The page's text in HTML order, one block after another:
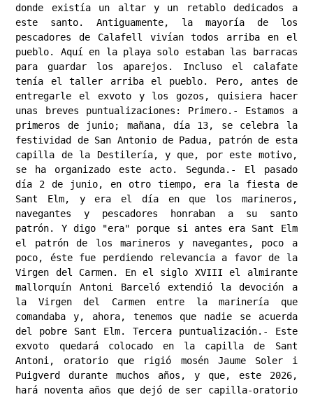
donde existía un altar y un retablo dedicados a
este santo. Antiguamente, la mayoría de los
pescadores de Calafell vivían todos arriba en el
pueblo. Aquí en la playa solo estaban las barracas
para guardar los aparejos. Incluso el calafate
tenía el taller arriba el pueblo. ​Pero, antes de
entregarle el exvoto y los gozos, quisiera hacer
unas breves puntualizaciones: Primero.- Estamos a
primeros de junio; mañana, día 13, se celebra la
festividad de San Antonio de Padua, patrón de esta
capilla de la Destilería, y que, por este motivo,
se ha organizado este acto. ​Segunda.- El pasado
día 2 de junio, en otro tiempo, era la fiesta de
Sant Elm, y era el día en que los marineros,
navegantes y pescadores honraban a su santo
patrón. Y digo "era" porque si antes era Sant Elm
el patrón de los marineros y navegantes, poco a
poco, éste fue perdiendo relevancia a favor de la
Virgen del Carmen. En el siglo XVIII el almirante
mallorquín Antoni Barceló extendió la devoción a
la Virgen del Carmen entre la marinería que
comandaba y, ahora, tenemos que nadie se acuerda
del pobre Sant Elm. Tercera puntualización.- Este
exvoto quedará colocado en la capilla de Sant
Antoni, oratorio que rigió mosén Jaume Soler i
Puigverd durante muchos años, y que, este 2026,
hará noventa años que dejó de ser capilla-oratorio